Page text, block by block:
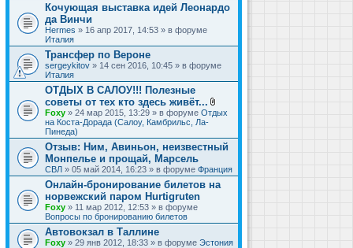
Кочующая выставка идей Леонардо
да Винчи
Hermes » 16 апр 2017, 14:53 » в форуме
Италия
Трансфер по Вероне
sergeykitov » 14 сен 2016, 10:45 » в форуме
Италия
ОТДЫХ В САЛОУ!!! Полезные
советы от тех кто здесь живёт...
В
л
ж
е
и
я
Foxy » 24 мар 2015, 13:29 » в форуме Отдых
на Коста-Дорада (Салоу, Камбрильс, Ла-
Пинеда)
Отзыв: Ним, Авиньон, неизвестный
Монпелье и прощай, Марсель
СВЛ » 05 май 2014, 16:23 » в форуме Франция
Онлайн-бронирование билетов на
норвежский паром Hurtigruten
Foxy » 11 мар 2012, 12:53 » в форуме
Вопросы по бронированию билетов
Автовокзал в Таллине
Foxy » 29 янв 2012, 18:33 » в форуме Эстония